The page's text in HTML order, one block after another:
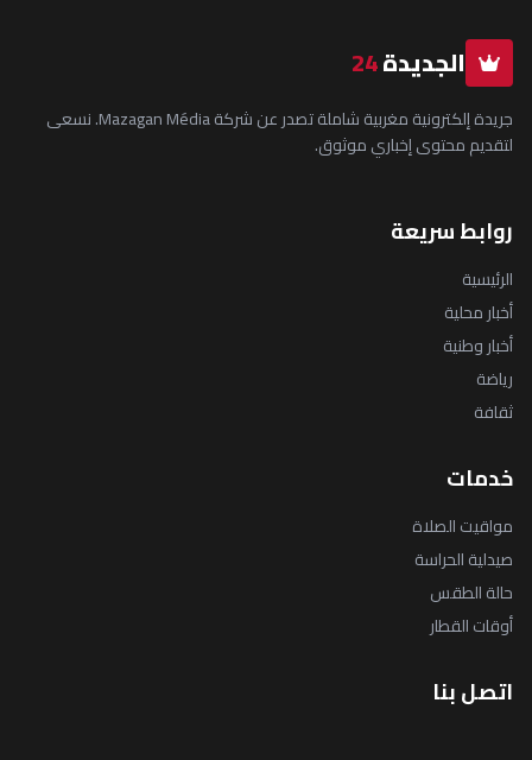
الجديدة24
جريدة إلكترونية مغربية شاملة تصدر عن شركة Mazagan Média. نسعى
لتقديم محتوى إخباري موثوق.
روابط سريعة
الرئيسية
أخبار محلية
أخبار وطنية
رياضة
ثقافة
خدمات
مواقيت الصلاة
صيدلية الحراسة
حالة الطقس
أوقات القطار
اتصل بنا